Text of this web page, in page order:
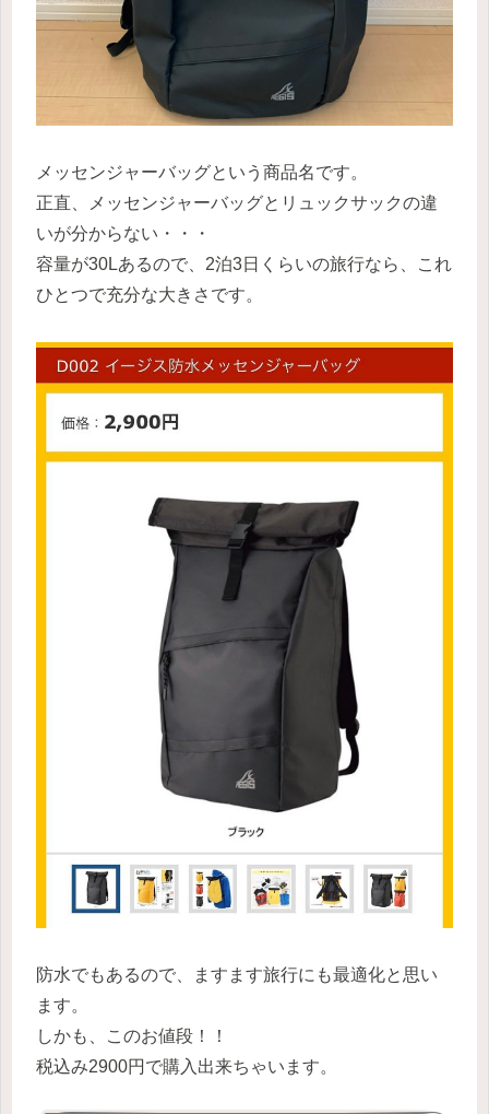
メッセンジャーバッグという商品名です。
正直、メッセンジャーバッグとリュックサックの違
いが分からない・・・
容量が30Lあるので、2泊3日くらいの旅行なら、これ
ひとつで充分な大きさです。
防水でもあるので、ますます旅行にも最適化と思い
ます。
しかも、このお値段！！
税込み2900円で購入出来ちゃいます。